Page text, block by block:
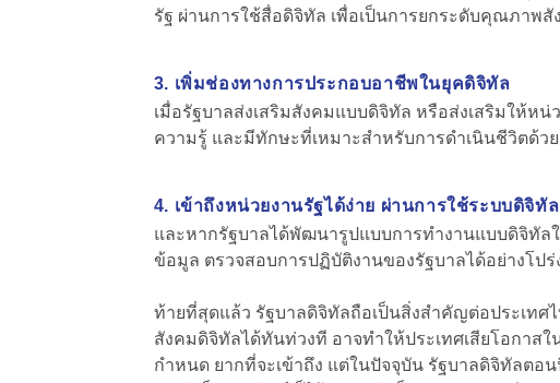
รัฐ ผ่านการใช้สื่อดิจิทัล เพื่อเป็นการยกระดับคุณภาพ
3. เพิ่มช่องทางการประกอบอาชีพในยุคดิจิทัล
เมื่อรัฐบาลส่งเสริมสังคมแบบดิจิทัล หรือส่งเสริมให้ห
ความรู้ และมีทักษะที่เหมาะสำหรับการดำเนินชีวิตด้ว
4. เข้าถึงหน่วยงานรัฐได้ง่าย ผ่านการใช้ระบบดิจิทัล
และหากรัฐบาลได้พัฒนารูปแบบการทำงานแบบดิจิทัล
ข้อมูล ตรวจสอบการปฏิบัติงานของรัฐบาลได้อย่างโปร่
ท้ายที่สุดแล้ว รัฐบาลดิจิทัลถือเป็นสิ่งสำคัญต่อประเทศ
สังคมดิจิทัลได้ทันท่วงที อาจทำให้ประเทศเสียโอกาส
กำหนด ยากที่จะเข้าถึง แต่ในปัจจุบัน รัฐบาลดิจิทัลตอ